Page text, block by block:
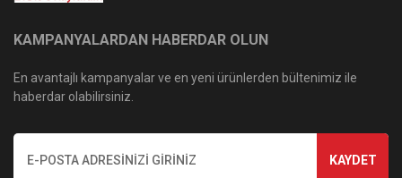
KAMPANYALARDAN HABERDAR OLUN
En avantajlı kampanyalar ve en yeni ürünlerden bültenimiz ile
haberdar olabilirsiniz.
KAYDET